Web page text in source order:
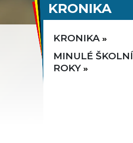
KRONIKA
KRONIKA
MINULÉ ŠKOLNÍ
ROKY